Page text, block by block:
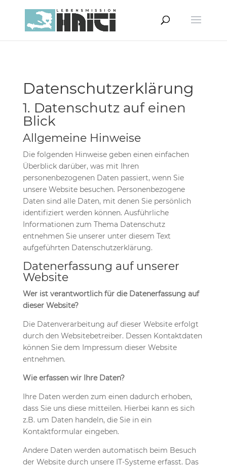
Datenschutzerklärung
1. Datenschutz auf einen
Blick
Allgemeine Hinweise
Die folgenden Hinweise geben einen einfachen
Überblick darüber, was mit Ihren
personenbezogenen Daten passiert, wenn Sie
unsere Website besuchen. Personenbezogene
Daten sind alle Daten, mit denen Sie persönlich
identifiziert werden können. Ausführliche
Informationen zum Thema Datenschutz
entnehmen Sie unserer unter diesem Text
aufgeführten Datenschutzerklärung.
Datenerfassung auf unserer
Website
Wer ist verantwortlich für die Datenerfassung auf
dieser Website?
Die Datenverarbeitung auf dieser Website erfolgt
durch den Websitebetreiber. Dessen Kontaktdaten
können Sie dem Impressum dieser Website
entnehmen.
Wie erfassen wir Ihre Daten?
Ihre Daten werden zum einen dadurch erhoben,
dass Sie uns diese mitteilen. Hierbei kann es sich
z.B. um Daten handeln, die Sie in ein
Kontaktformular eingeben.
Andere Daten werden automatisch beim Besuch
der Website durch unsere IT-Systeme erfasst. Das